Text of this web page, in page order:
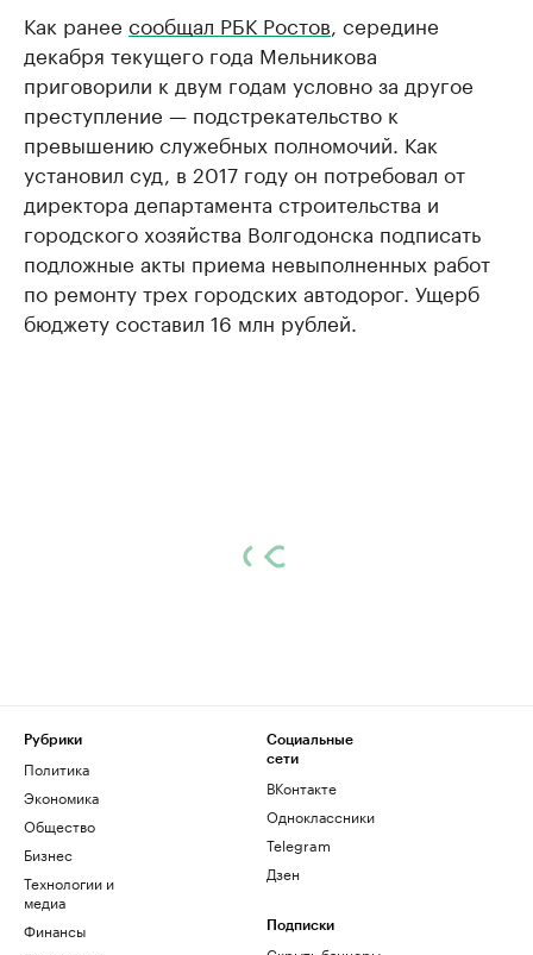
Как ранее сообщал РБК Ростов , середине
декабря текущего года Мельникова
приговорили к двум годам условно за другое
преступление — подстрекательство к
превышению служебных полномочий. Как
установил суд, в 2017 году он потребовал от
директора департамента строительства и
городского хозяйства Волгодонска подписать
подложные акты приема невыполненных работ
по ремонту трех городских автодорог. Ущерб
бюджету составил 16 млн рублей.
Рубрики
Политика
Экономика
Общество
Бизнес
Технологии и
медиа
Финансы
Социальные
сети
ВКонтакте
Одноклассники
Telegram
Дзен
Подписки